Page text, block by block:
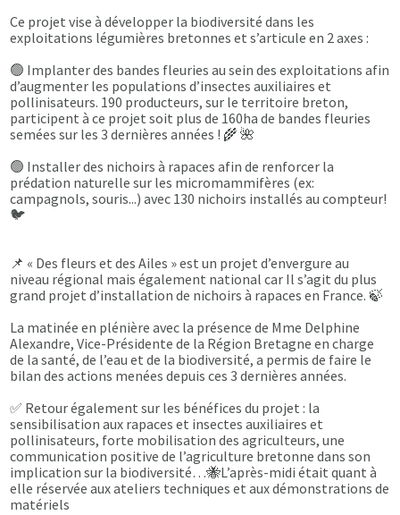
Ce projet vise à développer la biodiversité dans les
exploitations légumières bretonnes et s’articule en 2 axes :
🟢 Implanter des bandes fleuries au sein des exploitations afin
d’augmenter les populations d’insectes auxiliaires et
pollinisateurs. 190 producteurs, sur le territoire breton,
participent à ce projet soit plus de 160ha de bandes fleuries
semées sur les 3 dernières années ! 🌾 🌺
🟢 Installer des nichoirs à rapaces afin de renforcer la
prédation naturelle sur les micromammifères (ex:
campagnols, souris...) avec 130 nichoirs installés au compteur!
🐦
📌 « Des fleurs et des Ailes » est un projet d’envergure au
niveau régional mais également national car Il s’agit du plus
grand projet d’installation de nichoirs à rapaces en France. 🍃
La matinée en plénière avec la présence de Mme Delphine
Alexandre, Vice-Présidente de la Région Bretagne en charge
de la santé, de l’eau et de la biodiversité, a permis de faire le
bilan des actions menées depuis ces 3 dernières années.
✅ Retour également sur les bénéfices du projet : la
sensibilisation aux rapaces et insectes auxiliaires et
pollinisateurs, forte mobilisation des agriculteurs, une
communication positive de l’agriculture bretonne dans son
implication sur la biodiversité…🐝L’après-midi était quant à
elle réservée aux ateliers techniques et aux démonstrations de
matériels